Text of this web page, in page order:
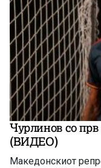
Чурлинов со прв
(ВИДЕО)
Македонскиот